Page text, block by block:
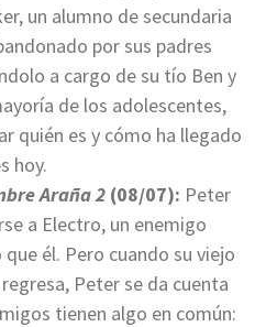
un alumno de secundaria
por sus padres
a cargo de su tío Ben y
de los adolescentes,
quién es y cómo ha llegado
hoy.
Araña 2 (08/07): Peter
a Electro, un enemigo
él. Pero cuando su viejo
Peter se da cuenta
tienen algo en común: